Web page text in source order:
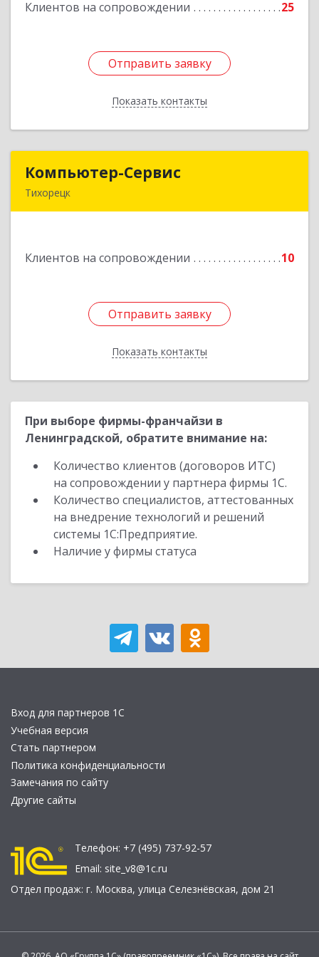
Клиентов на сопровождении 25
Отправить заявку
Показать контакты
Подробнее
Отправить заявку
Назад
Компьютер-Сервис
Тихорецк
Клиентов на сопровождении 10
Отправить заявку
Показать контакты
Компьютер-Сервис
Подробнее
Отправить заявку
Назад
При выборе фирмы-франчайзи в
Ленинградской, обратите внимание на:
Количество клиентов (договоров ИТС)
на сопровождении у партнера фирмы 1С.
Количество специалистов, аттестованных
на внедрение технологий и решений
системы 1С:Предприятие.
Наличие у фирмы статуса
Вход для партнеров 1С
Учебная версия
Стать партнером
Политика конфиденциальности
Замечания по сайту
Другие сайты
Телефон: +7 (495) 737-92-57
Email: site_v8@1c.ru
Отдел продаж: г. Москва, улица Селезнёвская, дом 21